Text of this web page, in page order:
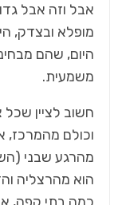
אבל וזה אבל
מופלא ובצדק,
היום, שהם
משמעית.
חשוב לציין שכל
וכולם מהמרכז,
מהרגע שבני
הוא מהרצליה